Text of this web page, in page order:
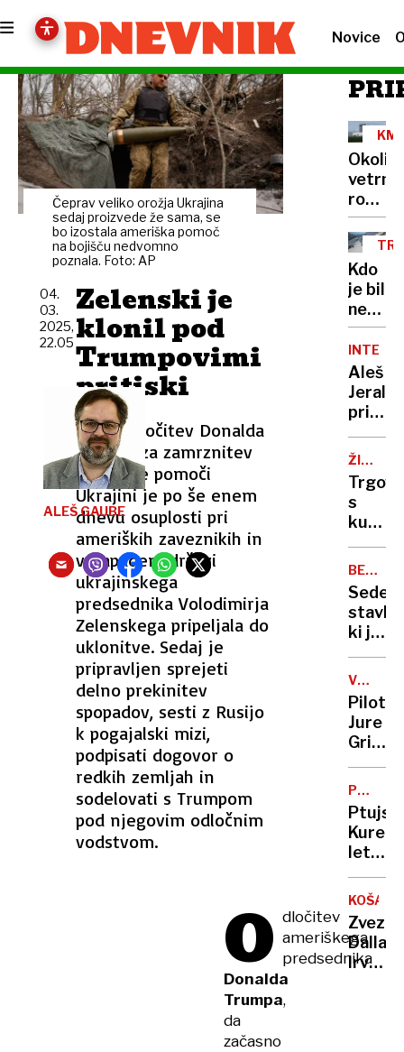
Novice
Čeprav veliko orožja Ukrajina
sedaj proizvede že sama, se
bo izostala ameriška pomoč
na bojišču nedvomno
poznala. Foto: AP
Zelenski je
klonil pod
Trumpovimi
pritiski
Hitra odločitev Donalda
Trumpa za zamrznitev
ameriške pomoči
Ukrajini je po še enem
dnevu osuplosti pri
ameriških zaveznikih in
v napadeni državi
ukrajinskega
predsednika Volodimirja
Zelenskega pripeljala do
uklonitve. Sedaj je
pripravljen sprejeti
delno prekinitev
spopadov, sesti z Rusijo
k pogajalski mizi,
podpisati dogovor o
redkih zemljah in
sodelovati s Trumpom
pod njegovim odločnim
vodstvom.
04.
03.
2025,
22.05
ALEŠ GAUBE
O dločitev
ameriškega
predsednika
Donalda
Trumpa,
da
začasno
Okoli
vetrnic
pa ni
Kdo
je bil
Hrvat,
ki je
na
smrt?
Aleš
Jerala:
smo,
da
bomo
bolj
ŽIVALI
/
S
PSI
s
kužki
BESEDE
1.
DEL
Sedem
ki jih
ne
V
ZRAKU
Pilot
Jure
Griljc:
Kdaj
bo
tudi
pri
nas
v eni
uri
na
mizi?
PUSTNI
letos
več
kot
ljudi
Dallasa
Irving